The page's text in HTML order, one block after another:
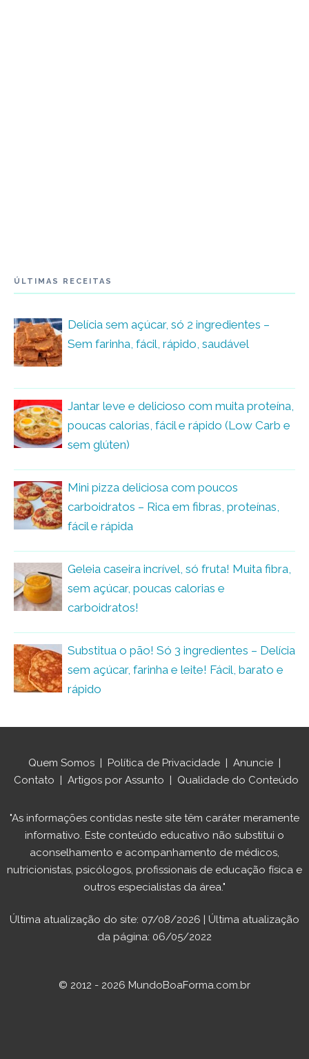
ÚLTIMAS RECEITAS
Delícia sem açúcar, só 2 ingredientes –
Sem farinha, fácil, rápido, saudável
Jantar leve e delicioso com muita proteína,
poucas calorias, fácil e rápido (Low Carb e
sem glúten)
Mini pizza deliciosa com poucos
carboidratos – Rica em fibras, proteínas,
fácil e rápida
Geleia caseira incrível, só fruta! Muita fibra,
sem açúcar, poucas calorias e
carboidratos!
Substitua o pão! Só 3 ingredientes – Delícia
sem açúcar, farinha e leite! Fácil, barato e
rápido
Quem Somos | Política de Privacidade | Anuncie |
Contato | Artigos por Assunto | Qualidade do Conteúdo
"As informações contidas neste site têm caráter meramente
informativo. Este conteúdo educativo não substitui o
aconselhamento e acompanhamento de médicos,
nutricionistas, psicólogos, profissionais de educação física e
outros especialistas da área."
Última atualização do site: 07/08/2026 | Última atualização
da página: 06/05/2022
© 2012 - 2026 MundoBoaForma.com.br